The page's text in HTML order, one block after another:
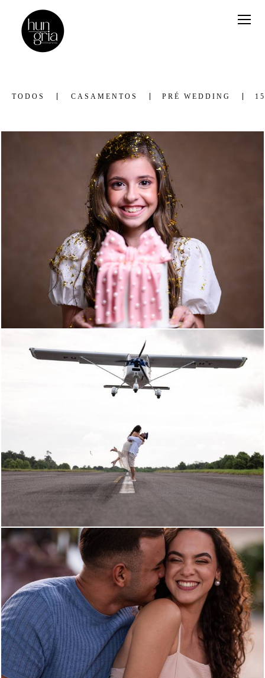
TODOS CASAMENTOS PRÉ WEDDING
124 0
107
111